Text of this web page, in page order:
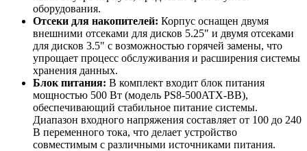
оборудования.
Отсеки для накопителей: Корпус оснащен двумя
внешними отсеками для дисков 5.25" и двумя отсеками
для дисков 3.5" с возможностью горячей замены, что
упрощает процесс обслуживания и расширения системы
хранения данных.
Блок питания: В комплект входит блок питания
мощностью 500 Вт (модель PS8-500ATX-BB),
обеспечивающий стабильное питание системы.
Диапазон входного напряжения составляет от 100 до 240
В переменного тока, что делает устройство
совместимым с различными источниками питания.